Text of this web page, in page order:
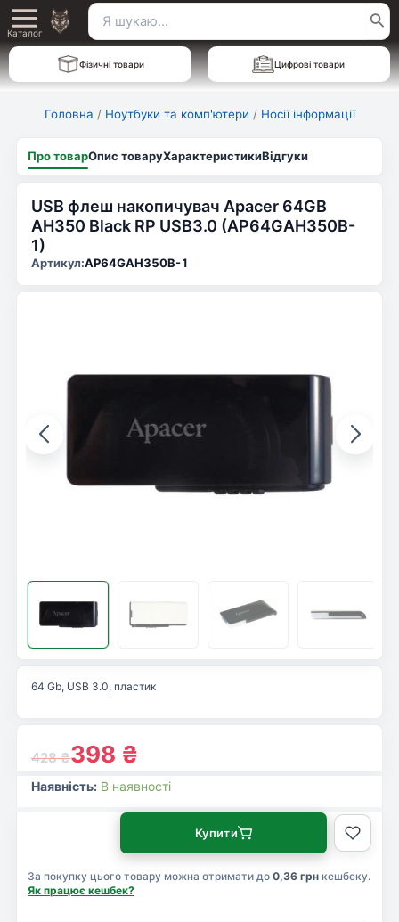
Перейти
до
вмісту
Main
Menu
Каталог
Пошук
для:
Фізичні товари Цифрові товари
Головна / Ноутбуки та комп'ютери / Носії інформації
Про товарОпис товаруХарактеристикиВідгуки
USB флеш накопичувач Apacer 64GB
AH350 Black RP USB3.0 (AP64GAH350B-
1)
Артикул:AP64GAH350B-1
428₴398 ₴
64 Gb, USB 3.0, пластик
Наявність: В наявності
За покупку цього товару можна отримати до 0,36 грн кешбеку.
Як працює кешбек?
Купити